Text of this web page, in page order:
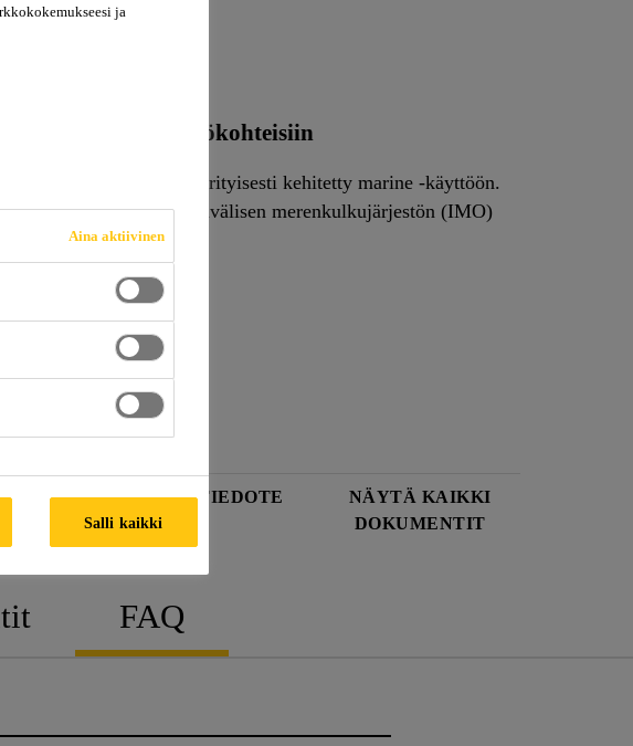
Marine käyttökohteisiin
erityisesti kehitetty marine -käyttöön.
NÄYTÄ KAIKKI
DOKUMENTIT
FAQ
ja
Aina aktiivinen
Salli kaikki